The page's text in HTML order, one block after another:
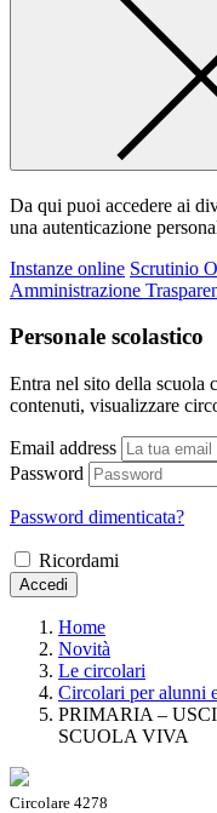
Da qui puoi accedere ai
una autenticazione
Instanze online Scrutinio
Amministrazione
Personale scolastico
Entra nel sito della scuola
contenuti, visualizzare
Email address
Password
Password dimenticata?
Ricordami
Accedi
Home
Novità
Le circolari
Circolari per alunni
PRIMARIA –
SCUOLA VIVA
Circolare 4278